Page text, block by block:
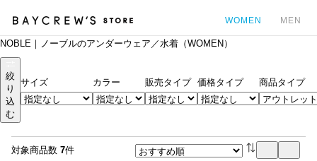
WOMEN MEN
NOBLE｜ノーブルのアンダーウェア／水着（WOMEN）
絞
り
込
む
サイズ カラー 販売タイプ 価格タイプ 商品タイプ
対象商品数 7件